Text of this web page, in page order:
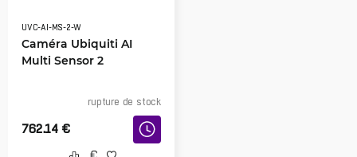
UVC-AI-MS-2-W
Caméra Ubiquiti AI
Multi Sensor 2
rupture de stock
762.14 €